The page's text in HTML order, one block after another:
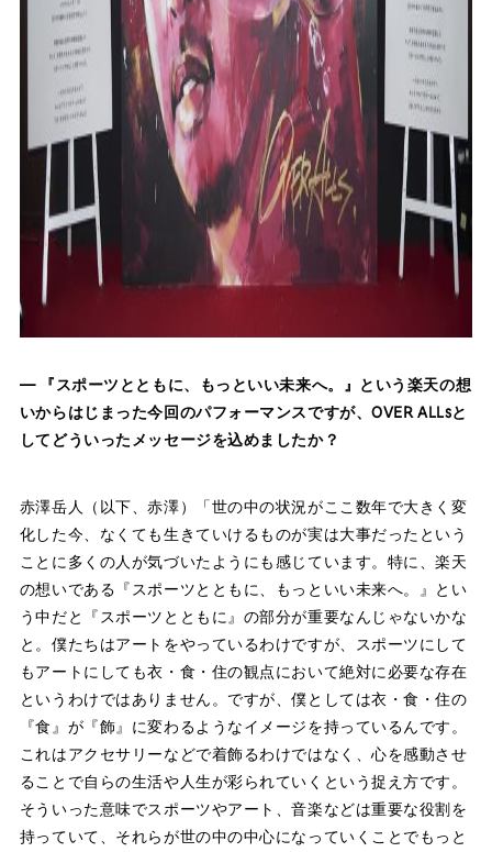
― 『スポーツとともに、もっといい未来へ。』という楽天の想
いからはじまった今回のパフォーマンスですが、OVER ALLsと
してどういったメッセージを込めましたか？
赤澤岳人（以下、赤澤）「世の中の状況がここ数年で大きく変
化した今、なくても生きていけるものが実は大事だったという
ことに多くの人が気づいたようにも感じています。特に、楽天
の想いである『スポーツとともに、もっといい未来へ。』とい
う中だと『スポーツとともに』の部分が重要なんじゃないかな
と。僕たちはアートをやっているわけですが、スポーツにして
もアートにしても衣・食・住の観点において絶対に必要な存在
というわけではありません。ですが、僕としては衣・食・住の
『食』が『飾』に変わるようなイメージを持っているんです。
これはアクセサリーなどで着飾るわけではなく、心を感動させ
ることで自らの生活や人生が彩られていくという捉え方です。
そういった意味でスポーツやアート、音楽などは重要な役割を
持っていて、それらが世の中の中心になっていくことでもっと